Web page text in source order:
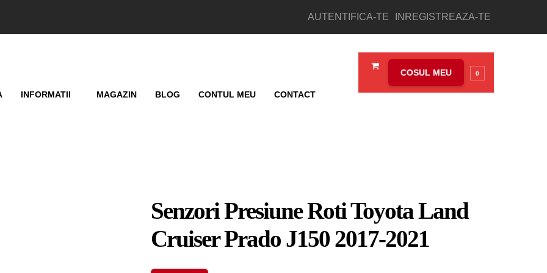
AUTENTIFICA-TE INREGISTREAZA-TE
COSUL MEU 0
INFORMATII MAGAZIN BLOG CONTUL MEU CONTACT
Senzori Presiune Roti Toyota Land
Cruiser Prado J150 2017-2021